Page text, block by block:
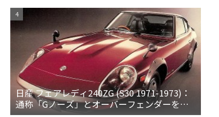
日産 フェアレディ240ZG (S30 1971-1973)：
通称「Gノーズ」とオーバーフェンダーを装